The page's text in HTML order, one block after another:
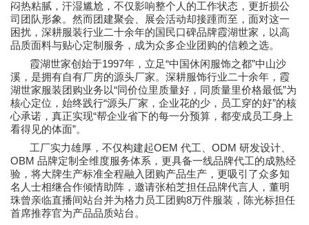
闷热粘腻，汗湿尴尬，不仅影响整个人的工作状态，更折损公
司团队形象。然而团建聚会、展会活动却接踵而至，面对这一
困扰，深耕服装行业二十余年的国民口碑品牌霞湖世家，以高
品质面料与贴心定制服务，成为众多企业团购的信赖之选。
霞湖世家创始于1997年，立足“中国休闲服饰之都”中山沙
溪，是拥有自有厂房的源头厂家。深耕服饰行业二十余年，霞
湖世家服装团购业务以“同价位里质量好，同质量里价格最低”为
核心定位，始终践行“源头厂家，企业花的少，员工穿的好”的核
心承诺，真正实现“帮企业省下的每一分预算，都变成员工身上
看得见的体面”。
工厂实力雄厚，不仅构建起OEM 代工、 ODM 研发设计、
OBM 品牌定制全维度服务体系，更具备一线品牌代工的成熟经
验，将大牌生产标准全程融入团购产品生产，更吸引了众多知
名人士相继合作倾情助阵，邀请张柏芝担任品牌代言人，董明
珠曾亲临直播间站台并为格力员工团购8万件服装，陈光标担任
首席推荐官为产品品质站台。